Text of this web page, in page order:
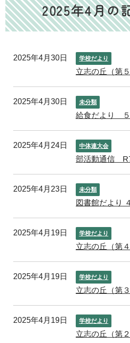
2025年4月の
2025年4月30日 学校だより
立志の丘（第
2025年4月30日 未分類
給食だより
2025年4月24日 中体連大会
部活動通信
2025年4月23日 未分類
図書館だより
2025年4月19日 学校だより
立志の丘（第
2025年4月19日 学校だより
立志の丘（第
2025年4月19日 学校だより
立志の丘（第